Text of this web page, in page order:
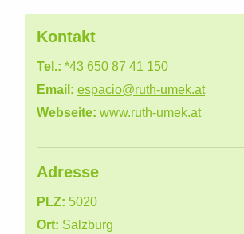
Kontakt
Tel.: *43 650 87 41 150
Email: espacio@ruth-umek.at
Webseite: www.ruth-umek.at
Adresse
PLZ: 5020
Ort: Salzburg